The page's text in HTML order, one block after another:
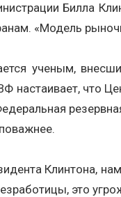
Билла
«Модель
ученым,
настаивает, что
Клинтона,
это